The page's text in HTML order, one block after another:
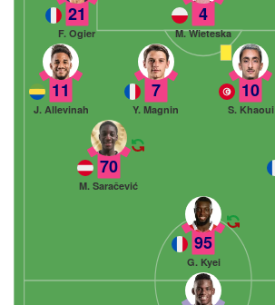
4
M. Wieteska
21
F. Ogier
10
S. Khaoui
7
Y. Magnin
11
J. Allevinah
70
M. Saračević
95
G. Kyei